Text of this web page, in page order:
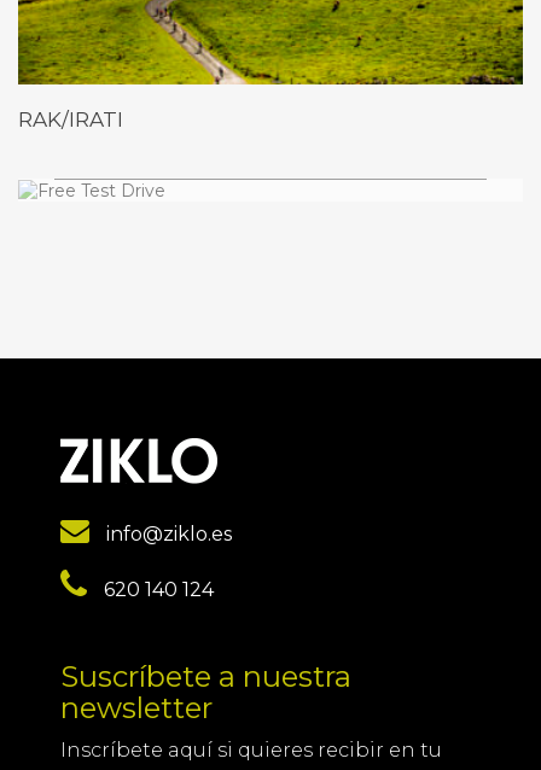
RAK/IRATI Free Test Drive
AUGUE ALIQUAM
620 140 124
Suscríbete a nuestra
newsletter
correo la newsletter de Ziklo con las
últimas noticias y novedades del